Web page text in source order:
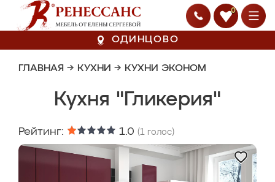
0
ОДИНЦОВО
ГЛАВНАЯ → КУХНИ → КУХНИ ЭКОНОМ
Кухня "Гликерия"
Рейтинг: 1.0 (1 голос)